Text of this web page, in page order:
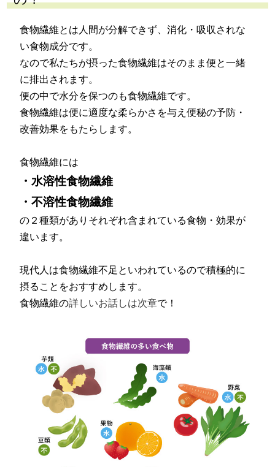
食物繊維とは人間が分解できず、消化・吸収されな
い食物成分です。
なので私たちが摂った食物繊維はそのまま便と一緒
に排出されます。
便の中で水分を保つのも食物繊維です。
食物繊維は便に適度な柔らかさを与え便秘の予防・
改善効果をもたらします。
食物繊維には
・水溶性食物繊維
・不溶性食物繊維
の２種類がありそれぞれ含まれている食物・効果が
違います。
現代人は食物繊維不足といわれているので積極的に
摂ることをおすすめします。
食物繊維の詳しいお話しは次章で！